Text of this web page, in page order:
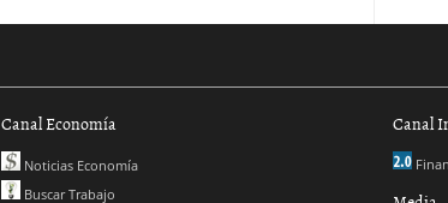
Canal Economía
Noticias Economía
Buscar Trabajo
Canal